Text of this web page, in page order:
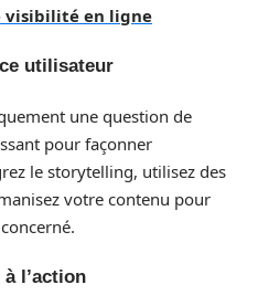
visibilité en ligne
utilisateur
une question de
pour façonner
le storytelling, utilisez des
votre contenu pour
l’action